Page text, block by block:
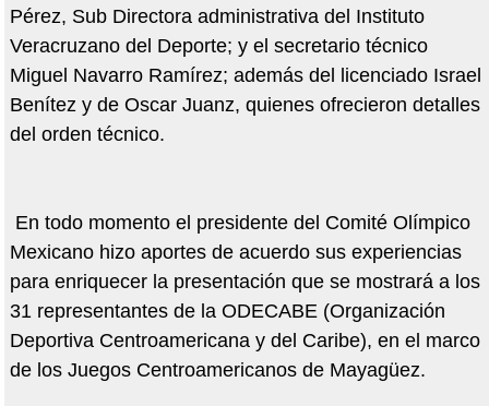
Pérez, Sub Directora administrativa del Instituto
Veracruzano del Deporte; y el secretario técnico
Miguel Navarro Ramírez; además del licenciado Israel
Benítez y de Oscar Juanz, quienes ofrecieron detalles
del orden técnico.
En todo momento el presidente del Comité Olímpico
Mexicano hizo aportes de acuerdo sus experiencias
para enriquecer la presentación que se mostrará a los
31 representantes de la ODECABE (Organización
Deportiva Centroamericana y del Caribe), en el marco
de los Juegos Centroamericanos de Mayagüez.